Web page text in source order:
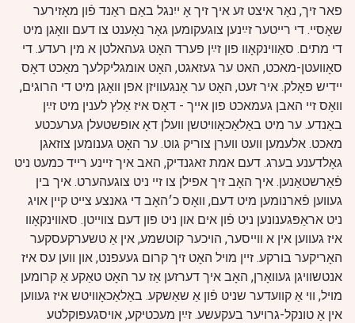
פאר זיך, נאָר איצט זע איך זיך אָ ייִנגל באַם ראַנד פֿון מאָזירער
שאָסײ. די רייטער זײַנען צוגעקומען גאָר נאָענט צו דעם וואָגן מיט
די מתים. סאַווינקאָוו פון זײַן פערד האָט געהאלטן א מין רעדע. די
סאָוועטן-מאכט, האט ער געזאגט, האָט אומגליקלעך מאַכט דאָס
יידיש פאָלק. איר זעט, האָט ער אָנגעוויזן אפן וואָגן מיט די הרוגים,
וואָס זיי האבן געמאכט פון אייך - דאָס איז אַלץ לענין מיט זײַן
באַנדע. ער מיט באַלאַכאָוויטשן וועלן דאָ אופשטעלן גערעכטע
מאכט. אלעמען וועט ווערן צוריק גוט. ער האָט גענומען צוזאגן
גאָלדענע בערג. דעם אמת זאגנדיק, האב איך זיינע רייד כמעט ניט
פֿאַרשטאַנען. איך האָב זיך אפילן צו זיי ניט צוגעהערט. איך בין
געווען פֿארנומען מיט דעם, וואָס כ׳האָב די גאנצע צייט קיין אויג
ניט אראַפּגענונען ניט פֿון אים און ניט פון דעם צווייטן. סאווינקאָוו
איז געווען אין א ווייסער, הויכער קוטשמע, אין אַ טשערקעסקער
האָריקער בורקע. זיין מויל האָט זיך קרום געעפנט, און ווען עס איז
אנטשוויגן געוואָרן, האָב איך דערזען אַז ער האָט טאַקע אַ קרומען
מויל, ווי אַ קוועדער שניט פֿון אַ שאַשקע. באַלאַכאָוויטש איז געווען
אין אַ טונקל-גרויער בעקעשע. זײַן מעכטיקע, אויסגעפוקלטע